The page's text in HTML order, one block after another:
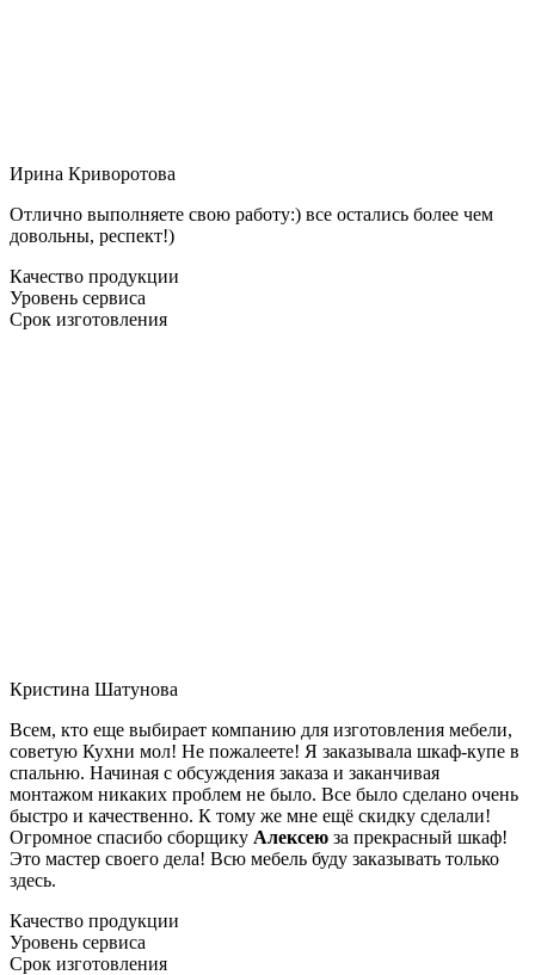
Ирина Криворотова
Отлично выполняете свою работу:) все остались более чем
довольны, респект!)
Качество продукции
Уровень сервиса
Срок изготовления
Кристина Шатунова
Всем, кто еще выбирает компанию для изготовления мебели,
советую Кухни мол! Не пожалеете! Я заказывала шкаф-купе в
спальню. Начиная с обсуждения заказа и заканчивая
монтажом никаких проблем не было. Все было сделано очень
быстро и качественно. К тому же мне ещё скидку сделали!
Огромное спасибо сборщику Алексею за прекрасный шкаф!
Это мастер своего дела! Всю мебель буду заказывать только
здесь.
Качество продукции
Уровень сервиса
Срок изготовления